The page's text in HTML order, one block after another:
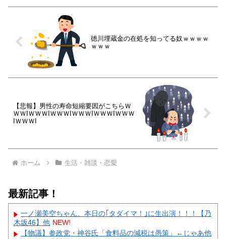
徳川埋蔵金の在処を知ってる奴ｗｗｗｗ
ｗｗｗ
【悲報】男性の寿命短縮要因がこちらＷ
ＷＷIＷＷＷIＷＷＷIＷＷＷIＷＷＷIＷＷＷ
IＷＷＷI
ホーム 生活・雑談・恋愛
最新記事！
一ノ瀬美空ちゃん、本日の｢タダイマ！｣に生出演！！！【乃
木坂46】他 NEW!
【物議】参政党・神谷氏「食料品の減税は愚策」←じゃあ他